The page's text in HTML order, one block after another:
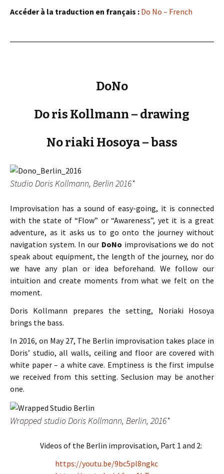
Accéder à la traduction en français : Do No – French
DoNo
Do ris Kollmann – drawing
No riaki Hosoya – bass
Studio Doris Kollmann, Berlin 2016*
Improvisation has a sound of easy-going, it is connected
with the state of “Flow” or “Awareness”, yet it is a great
adventure, as it asks us to go onto the journey without
navigation system. In our DoNo improvisations we do not
speak about equipment, the length of the journey, nor do
we have any plan or idea beforehand. We follow our
intuition and create moments from what we felt on the
moment.
Doris Kollmann prepares the setting, Noriaki Hosoya
brings the bass.
In 2016, on May 27, The Berlin improvisation takes place in
Doris’ studio, all walls, ceiling and floor are covered with
white paper – a white cave. Emptiness is the first impulse
we received from this setting. Seclusion may be another
one.
Wrapped studio Doris Kollmann, Berlin, 2016*
Videos of the Berlin improvisation, Part 1 and 2:
https://youtu.be/9bc5pl8ngkc